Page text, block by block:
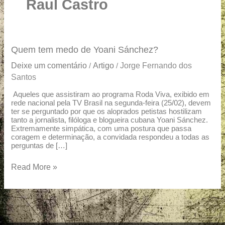
Raul Castro
Quem tem medo de Yoani Sánchez?
Deixe um comentário /Artigo /Jorge Fernando dos
Santos
Aqueles que assistiram ao programa Roda Viva, exibido em
rede nacional pela TV Brasil na segunda-feira (25/02), devem
ter se perguntado por que os aloprados petistas hostilizam
tanto a jornalista, filóloga e blogueira cubana Yoani Sánchez.
Extremamente simpática, com uma postura que passa
coragem e determinação, a convidada respondeu a todas as
perguntas de […]
Quem
medo
de
Yoani
Sánchez?
Read More »